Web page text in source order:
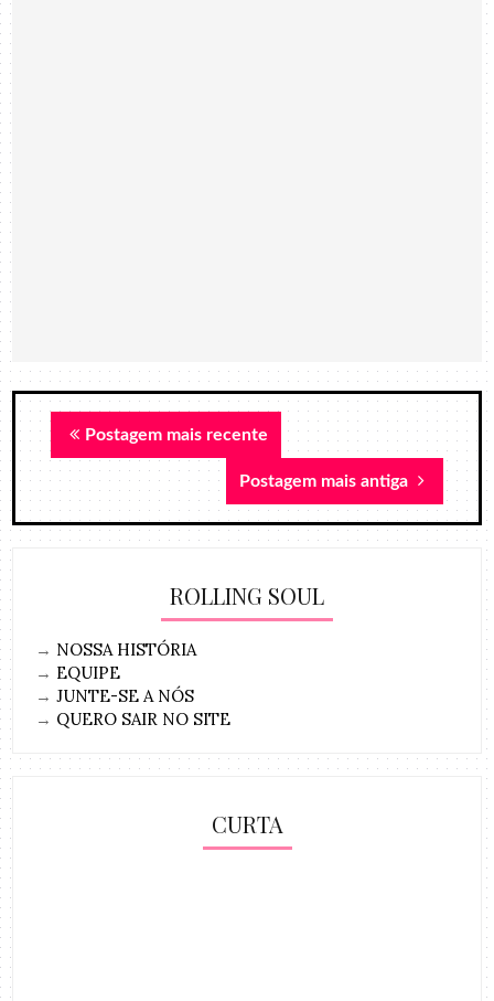
Postagem mais recente
Postagem mais antiga
ROLLING SOUL
→ NOSSA HISTÓRIA
→ EQUIPE
→JUNTE-SE A NÓS
→ QUERO SAIR NO SITE
CURTA